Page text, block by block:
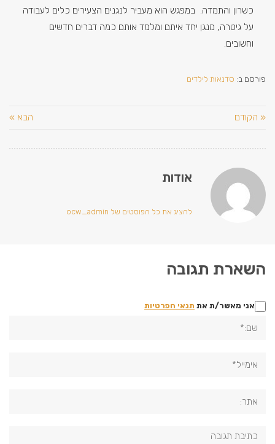
כשרון והתמדה. במפגש הוא מעביר לנגנים הצעירים כלים לעבודה
על גיטרה, מנגן יחד איתם ומלמד אותם כמה דברים חדשים
וחשובים.
פורסם ב: סדנאות לילדים
« הקודם הבא »
אודות
להציג את כל הפוסטים של ocw_admin
השארת תגובה
אני מאשר/ת את תנאי הפרטיות